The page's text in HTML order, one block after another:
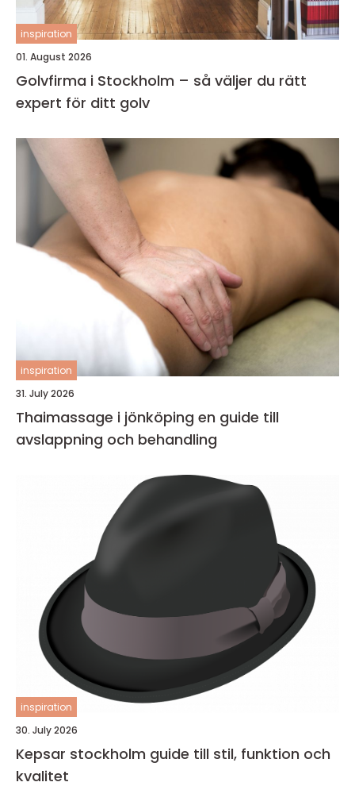
inspiration
01. August 2026
Golvfirma i Stockholm – så väljer du rätt
expert för ditt golv
inspiration
31. July 2026
Thaimassage i jönköping en guide till
avslappning och behandling
inspiration
30. July 2026
Kepsar stockholm guide till stil, funktion och
kvalitet